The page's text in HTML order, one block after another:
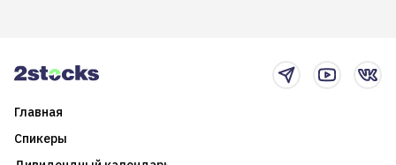
Главная
Спикеры